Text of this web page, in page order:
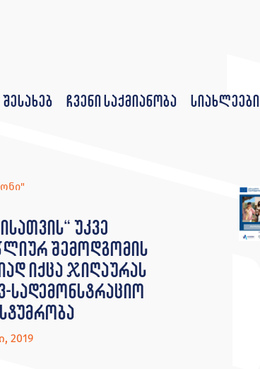
ჩვენი საქმიანობა სიახლეები
უკვე
შემოდგომის
იქცა ჯიღაურას
სადემონსტრაციო
2019